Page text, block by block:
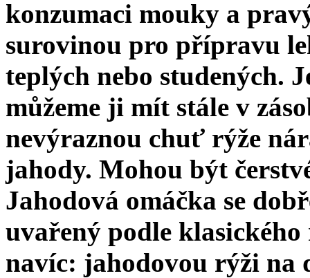
konzumaci mouky a
surovinou pro přípravu
teplých nebo studených.
můžeme ji mít stále v
nevýraznou chuť rýže
jahody. Mohou být
Jahodová omáčka se
uvařený podle klasického
navíc: jahodovou rýži na